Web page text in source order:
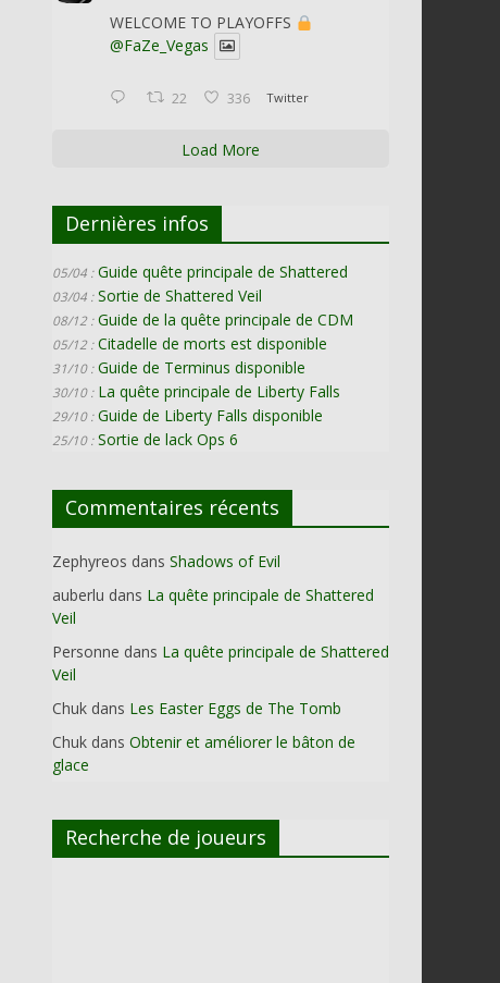
WELCOME TO PLAYOFFS
@FaZe_Vegas
22 336 Twitter
Load More
Dernières infos
05/04 : Guide quête principale de Shattered
03/04 : Sortie de Shattered Veil
08/12 : Guide de la quête principale de CDM
05/12 : Citadelle de morts est disponible
31/10 : Guide de Terminus disponible
30/10 : La quête principale de Liberty Falls
29/10 : Guide de Liberty Falls disponible
25/10 : Sortie de lack Ops 6
Commentaires récents
Zephyreos dans Shadows of Evil
auberlu dans La quête principale de Shattered
Veil
Personne dans La quête principale de Shattered
Veil
Chuk dans Les Easter Eggs de The Tomb
Chuk dans Obtenir et améliorer le bâton de
glace
Recherche de joueurs